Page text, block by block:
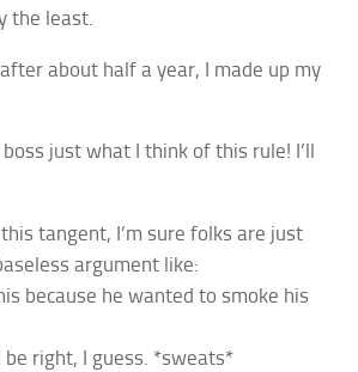
the least.
about half a year, I made up my
just what I think of this rule! I’ll
tangent, I’m sure folks are just
argument like:
because he wanted to smoke his
be right, I guess. *sweats*